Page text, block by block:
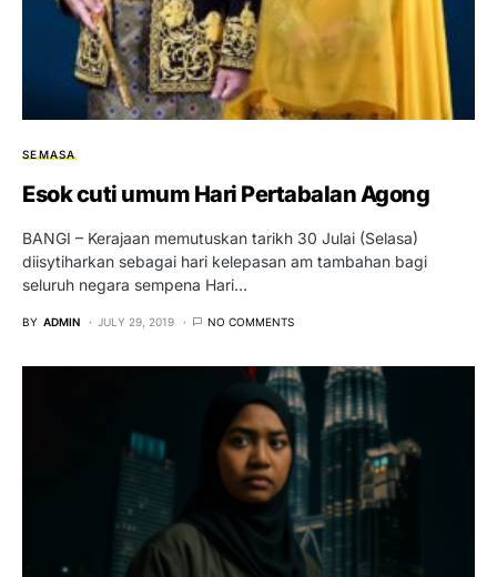
SEMASA
Esok cuti umum Hari Pertabalan Agong
BANGI – Kerajaan memutuskan tarikh 30 Julai (Selasa)
diisytiharkan sebagai hari kelepasan am tambahan bagi
seluruh negara sempena Hari…
BY ADMIN JULY 29, 2019 NO COMMENTS